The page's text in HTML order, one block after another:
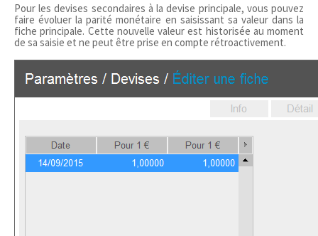
Pour les devises secondaires à la devise principale, vous pouvez
faire évoluer la parité monétaire en saisissant sa valeur dans la
fiche principale. Cette nouvelle valeur est historisée au moment
de sa saisie et ne peut être prise en compte rétroactivement.